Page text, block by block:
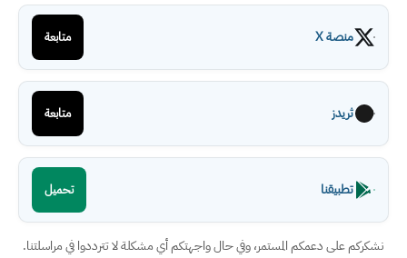
منصة X متابعة
ثريدز متابعة
تطبيقنا تحميل
نشكركم على دعمكم المستمر، وفي حال واجهتكم أي مشكلة لا تترددوا في مراسلتنا.